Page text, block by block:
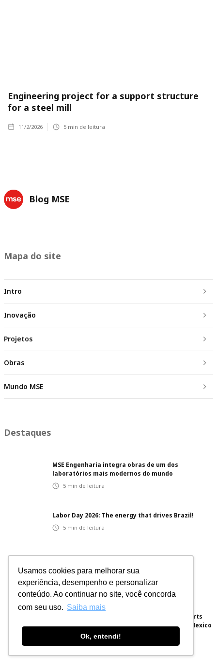
Usamos cookies para melhorar sua
experiência, desempenho e personalizar
conteúdo. Ao continuar no site, você concorda
com seu uso. Saiba mais
Ok, entendi!
Engineering project for a support structure
for a steel mill
11/2/2026 5 min de leitura
Blog MSE
Mapa do site
Intro
Inovação
Projetos
Obras
Mundo MSE
Destaques
MSE Engenharia integra obras de um dos
laboratórios mais modernos do mundo
5 min de leitura
Labor Day 2026: The energy that drives Brazil!
5 min de leitura
Innovative projects: integrated solutions for
different sectors
5min de leitura
Brazilian Engineering for the World: MSE Exports
Electrical Panels for a Hyperscale Project in Mexico
min de leitura